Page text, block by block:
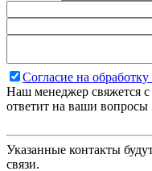
Согласие на
Наш менеджер свяжется
ответит на ваши вопросы
Указанные контакты
связи.